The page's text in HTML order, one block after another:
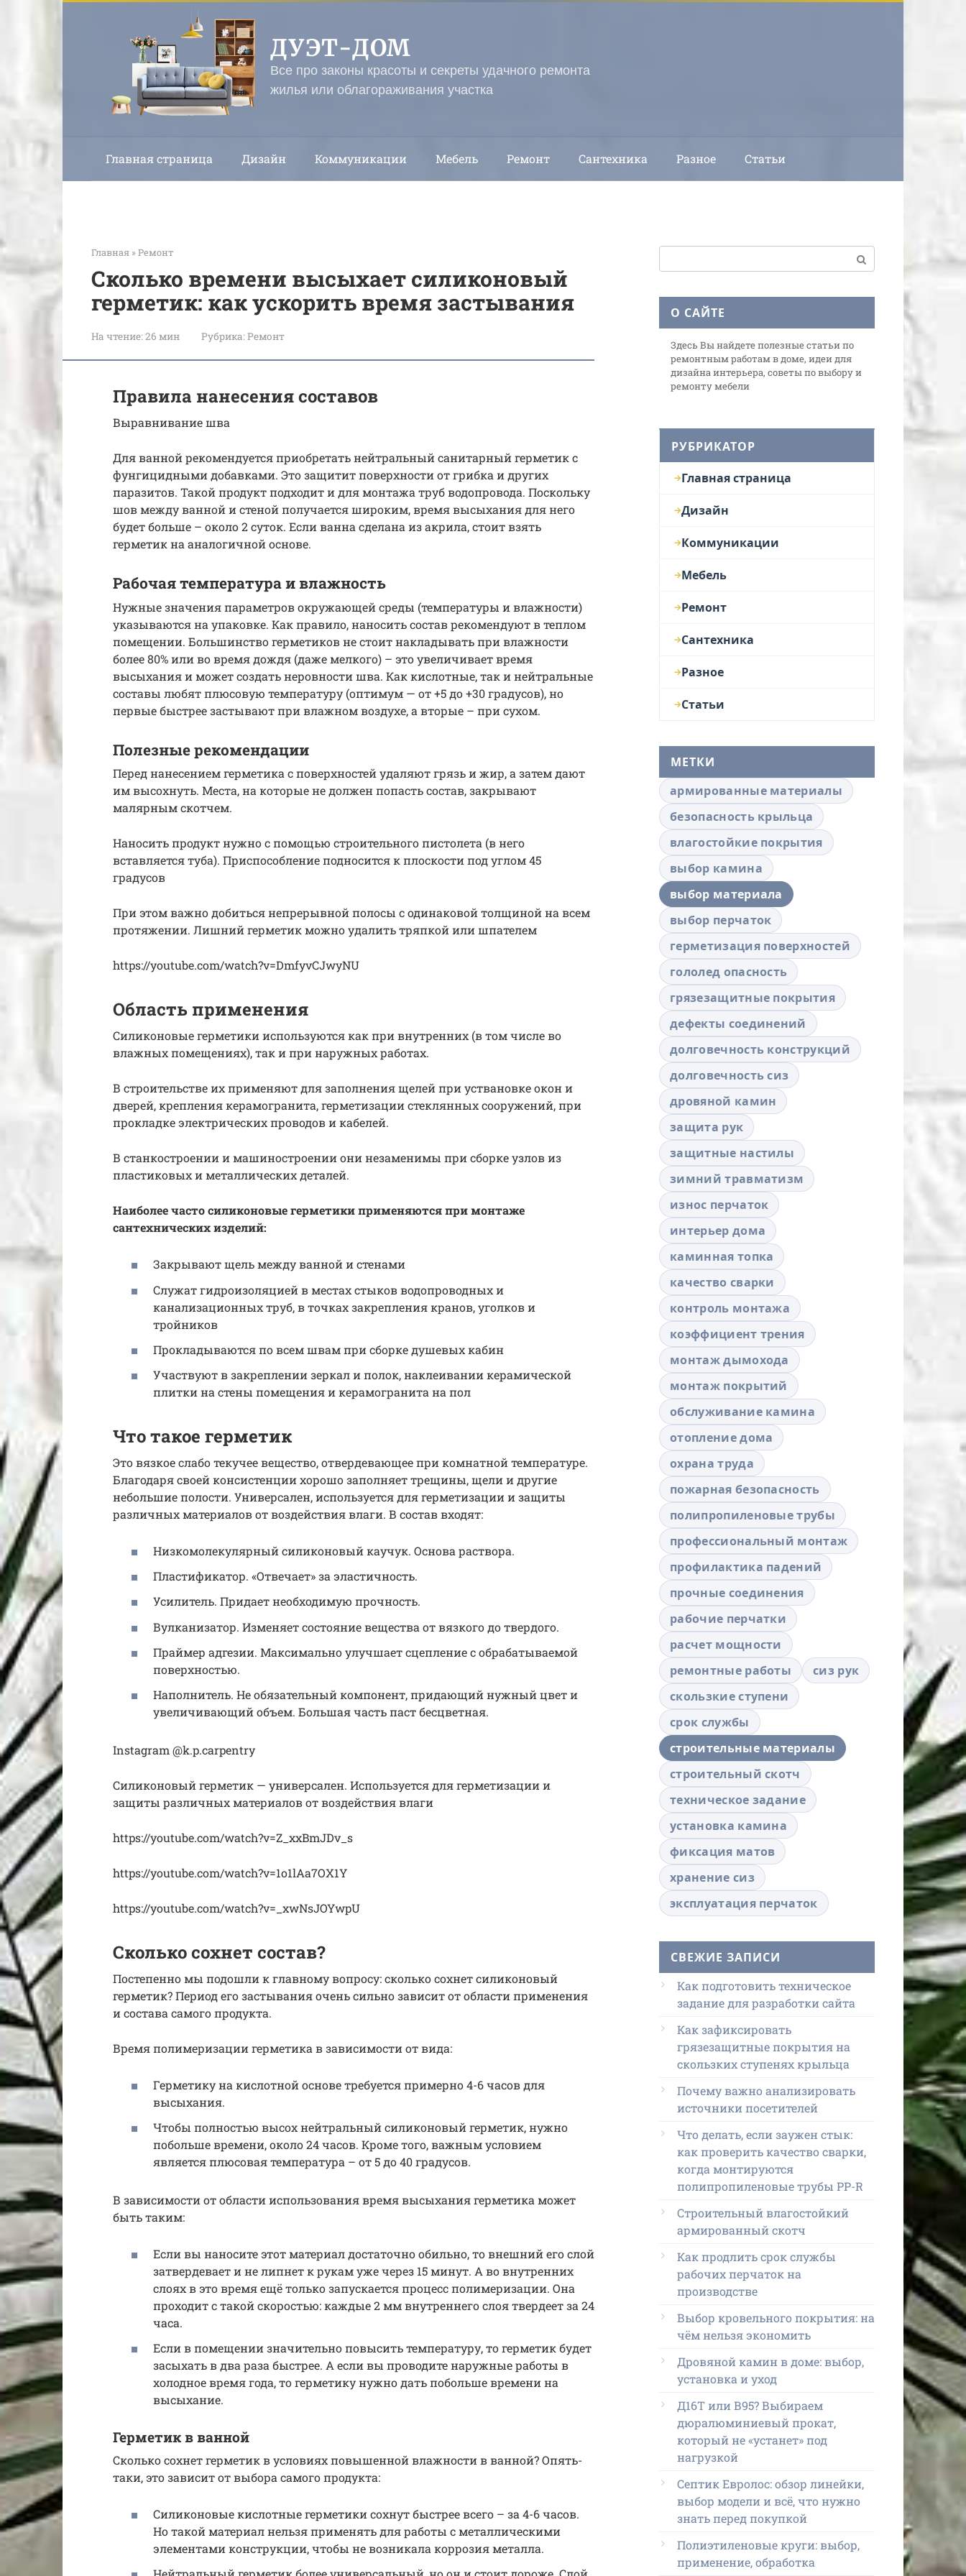
ДУЭТ-ДОМ
Все про законы красоты и секреты удачного ремонта
жилья или облагораживания участка
Главная страница Дизайн Коммуникации Мебель Ремонт Сантехника Разное Статьи
Главная »Ремонт
Сколько времени высыхает силиконовый
герметик: как ускорить время застывания
На чтение:26 мин Рубрика:Ремонт
Правила нанесения составов
Выравнивание шва
Для ванной рекомендуется приобретать нейтральный санитарный герметик с
фунгицидными добавками. Это защитит поверхности от грибка и других
паразитов. Такой продукт подходит и для монтажа труб водопровода. Поскольку
шов между ванной и стеной получается широким, время высыхания для него
будет больше – около 2 суток. Если ванна сделана из акрила, стоит взять
герметик на аналогичной основе.
Рабочая температура и влажность
Нужные значения параметров окружающей среды (температуры и влажности)
указываются на упаковке. Как правило, наносить состав рекомендуют в теплом
помещении. Большинство герметиков не стоит накладывать при влажности
более 80% или во время дождя (даже мелкого) – это увеличивает время
высыхания и может создать неровности шва. Как кислотные, так и нейтральные
составы любят плюсовую температуру (оптимум — от +5 до +30 градусов), но
первые быстрее застывают при влажном воздухе, а вторые – при сухом.
Полезные рекомендации
Перед нанесением герметика с поверхностей удаляют грязь и жир, а затем дают
им высохнуть. Места, на которые не должен попасть состав, закрывают
малярным скотчем.
Наносить продукт нужно с помощью строительного пистолета (в него
вставляется туба). Приспособление подносится к плоскости под углом 45
градусов
При этом важно добиться непрерывной полосы с одинаковой толщиной на всем
протяжении. Лишний герметик можно удалить тряпкой или шпателем
https://youtube.com/watch?v=DmfyvCJwyNU
Область применения
Силиконовые герметики используются как при внутренних (в том числе во
влажных помещениях), так и при наружных работах.
В строительстве их применяют для заполнения щелей при уствановке окон и
дверей, крепления керамогранита, герметизации стеклянных сооружений, при
прокладке электрических проводов и кабелей.
В станкостроении и машиностроении они незаменимы при сборке узлов из
пластиковых и металлических деталей.
Наиболее часто силиконовые герметики применяются при монтаже
сантехнических изделий:
Закрывают щель между ванной и стенами
Служат гидроизоляцией в местах стыков водопроводных и
канализационных труб, в точках закрепления кранов, уголков и
тройников
Прокладываются по всем швам при сборке душевых кабин
Участвуют в закреплении зеркал и полок, наклеивании керамической
плитки на стены помещения и керамогранита на пол
Что такое герметик
Это вязкое слабо текучее вещество, отвердевающее при комнатной температуре.
Благодаря своей консистенции хорошо заполняет трещины, щели и другие
небольшие полости. Универсален, используется для герметизации и защиты
различных материалов от воздействия влаги. В состав входят:
Низкомолекулярный силиконовый каучук. Основа раствора.
Пластификатор. «Отвечает» за эластичность.
Усилитель. Придает необходимую прочность.
Вулканизатор. Изменяет состояние вещества от вязкого до твердого.
Праймер адгезии. Максимально улучшает сцепление с обрабатываемой
поверхностью.
Наполнитель. Не обязательный компонент, придающий нужный цвет и
увеличивающий объем. Большая часть паст бесцветная.
Instagram @k.p.carpentry
Силиконовый герметик — универсален. Используется для герметизации и
защиты различных материалов от воздействия влаги
https://youtube.com/watch?v=Z_xxBmJDv_s
https://youtube.com/watch?v=1o1lAa7OX1Y
https://youtube.com/watch?v=_xwNsJOYwpU
Сколько сохнет состав?
Постепенно мы подошли к главному вопросу: сколько сохнет силиконовый
герметик? Период его застывания очень сильно зависит от области применения
и состава самого продукта.
Время полимеризации герметика в зависимости от вида:
Герметику на кислотной основе требуется примерно 4-6 часов для
высыхания.
Чтобы полностью высох нейтральный силиконовый герметик, нужно
побольше времени, около 24 часов. Кроме того, важным условием
является плюсовая температура – от 5 до 40 градусов.
В зависимости от области использования время высыхания герметика может
быть таким:
Если вы наносите этот материал достаточно обильно, то внешний его слой
затвердевает и не липнет к рукам уже через 15 минут. А во внутренних
слоях в это время ещё только запускается процесс полимеризации. Она
проходит с такой скоростью: каждые 2 мм внутреннего слоя твердеет за 24
часа.
Если в помещении значительно повысить температуру, то герметик будет
засыхать в два раза быстрее. А если вы проводите наружные работы в
холодное время года, то герметику нужно дать побольше времени на
высыхание.
Герметик в ванной
Сколько сохнет герметик в условиях повышенной влажности в ванной? Опять-
таки, это зависит от выбора самого продукта:
Силиконовые кислотные герметики сохнут быстрее всего – за 4-6 часов.
Но такой материал нельзя применять для работы с металлическими
элементами конструкции, чтобы не возникала коррозия металла.
О САЙТЕ
Здесь Вы найдете полезные статьи по
ремонтным работам в доме, идеи для
дизайна интерьера, советы по выбору и
ремонту мебели
РУБРИКАТОР
Главная страница
Дизайн
Коммуникации
Мебель
Ремонт
Сантехника
Разное
Статьи
МЕТКИ
армированные материалы
безопасность крыльца
влагостойкие покрытия
выбор камина
выбор материала
выбор перчаток
герметизация поверхностей
гололед опасность
грязезащитные покрытия
дефекты соединений
долговечность конструкций
долговечность сиз
дровяной камин
защита рук
защитные настилы
зимний травматизм
износ перчаток
интерьер дома
каминная топка
качество сварки
контроль монтажа
коэффициент трения
монтаж дымохода
монтаж покрытий
обслуживание камина
отопление дома
охрана труда
пожарная безопасность
полипропиленовые трубы
профессиональный монтаж
профилактика падений
прочные соединения
рабочие перчатки
расчет мощности
ремонтные работы
сиз рук
скользкие ступени
срок службы
строительные материалы
строительный скотч
техническое задание
установка камина
фиксация матов
хранение сиз
эксплуатация перчаток
СВЕЖИЕ ЗАПИСИ
Как подготовить техническое
задание для разработки сайта
Как зафиксировать
грязезащитные покрытия на
скользких ступенях крыльца
Почему важно анализировать
источники посетителей
Что делать, если заужен стык:
как проверить качество сварки,
когда монтируются
полипропиленовые трубы PP-R
Строительный влагостойкий
армированный скотч
Как продлить срок службы
рабочих перчаток на
производстве
Выбор кровельного покрытия: на
чём нельзя экономить
Дровяной камин в доме: выбор,
установка и уход
Д16Т или В95? Выбираем
дюралюминиевый прокат,
который не «устанет» под
нагрузкой
Септик Евролос: обзор линейки,
выбор модели и всё, что нужно
знать перед покупкой
Полиэтиленовые круги: выбор,
применение, обработка